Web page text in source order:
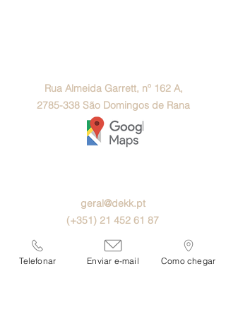
Rua Almeida Garrett, nº 162 A,
2785-338 São Domingos de Rana
geral@dekk.pt
(+351) 21 452 61 87
(+351) 96 733 33 59
(+351) 96 612 76 86
Telefonar Enviar e-mail Como chegar